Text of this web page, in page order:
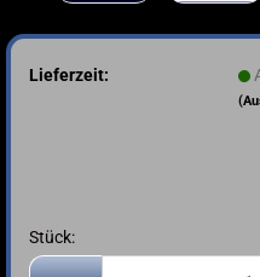
Lieferzeit:
Stück:
Stück